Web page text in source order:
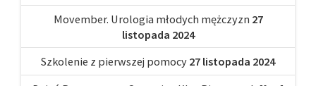
Movember. Urologia młodych mężczyzn 27
listopada 2024
Szkolenie z pierwszej pomocy 27 listopada 2024